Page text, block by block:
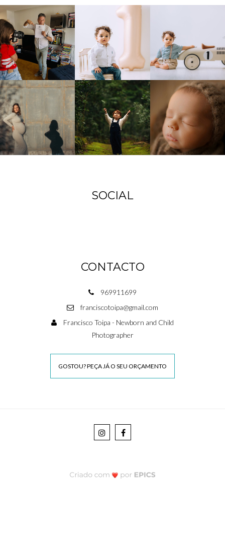
SOCIAL
CONTACTO
969911699
franciscotoipa@gmail.com
Francisco Toipa - Newborn and Child
Photographer
GOSTOU? PEÇA JÁ O SEU ORÇAMENTO